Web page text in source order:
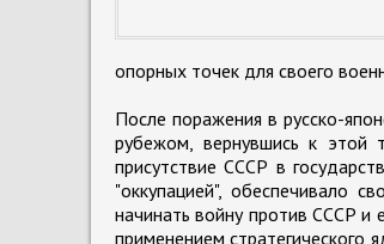
опорных точек для своего
После поражения в русско-
рубежом, вернувшись к
присутствие СССР в
"оккупацией", обеспечивало
начинать войну против СССР и
применением стратегического